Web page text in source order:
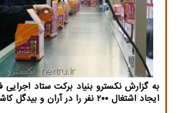
به گزارش نکسترو بنیاد برکت ستاد اجرایی
ایجاد اشتغال ۲۰۰ نفر را در آران و بیدگل کاشان فراهم نمود.